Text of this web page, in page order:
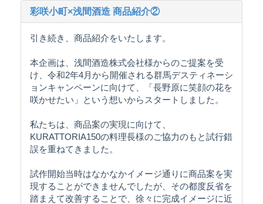
彩咲小町×浅間酒造 商品紹介②
引き続き、商品紹介をいたします。
本企画は、浅間酒造株式会社様からのご提案を受
け、令和2年4月から開催される群馬デスティネーシ
ョンキャンペーンに向けて、「長野原に笑顔の花を
咲かせたい」という想いからスタートしました。
私たちは、商品案の実現に向けて、
KURATTORIA150の料理長様のご協力のもと試行錯
誤を重ねてきました。
試作開始当時はなかなかイメージ通りに商品案を実
現することができませんでしたが、その都度反省を
踏まえて改善することで、徐々に完成イメージに近